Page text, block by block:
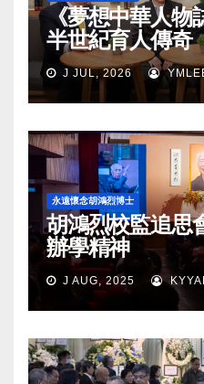
《夢想中華人物
半世紀育人傳奇
J JUL, 2026
永遠懷念胡鴻烈博士
胡鴻烈校監追思
辦學精神
J AUG, 2025